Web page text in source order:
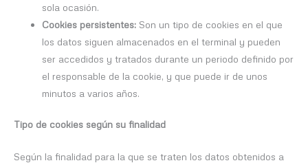
sola ocasión.
Cookies persistentes: Son un tipo de cookies en el que
los datos siguen almacenados en el terminal y pueden
ser accedidos y tratados durante un periodo definido por
el responsable de la cookie, y que puede ir de unos
minutos a varios años.
Tipo de cookies según su finalidad
Según la finalidad para la que se traten los datos obtenidos a